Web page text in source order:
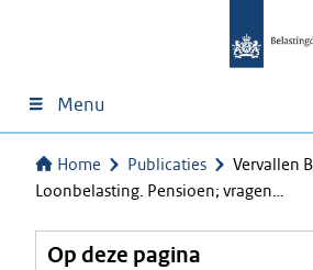
Menu
Home Publicaties
Vervallen
Loonbelasting. Pensioen; vragen…
Op deze pagina